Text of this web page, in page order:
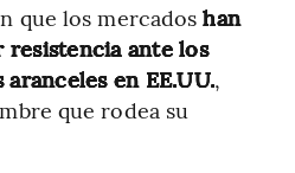
que los mercadoshan
resistencia ante los
en EE.UU.,
que rodea su